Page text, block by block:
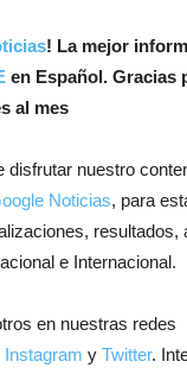
! La mejor
en Español. Gracias
al mes
disfrutar nuestro
Noticias, para
resultados,
e Internacional.
en nuestras redes
Instagram y Twitter.